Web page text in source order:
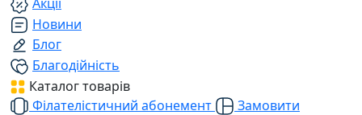
Новини
Блог
Благодійність
Каталог товарів
Філателістичний абонемент
Замовити